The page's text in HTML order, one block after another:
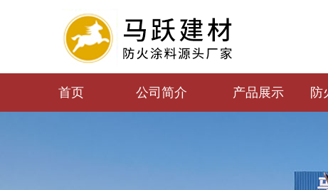
首页 公司简介 产品展示 防